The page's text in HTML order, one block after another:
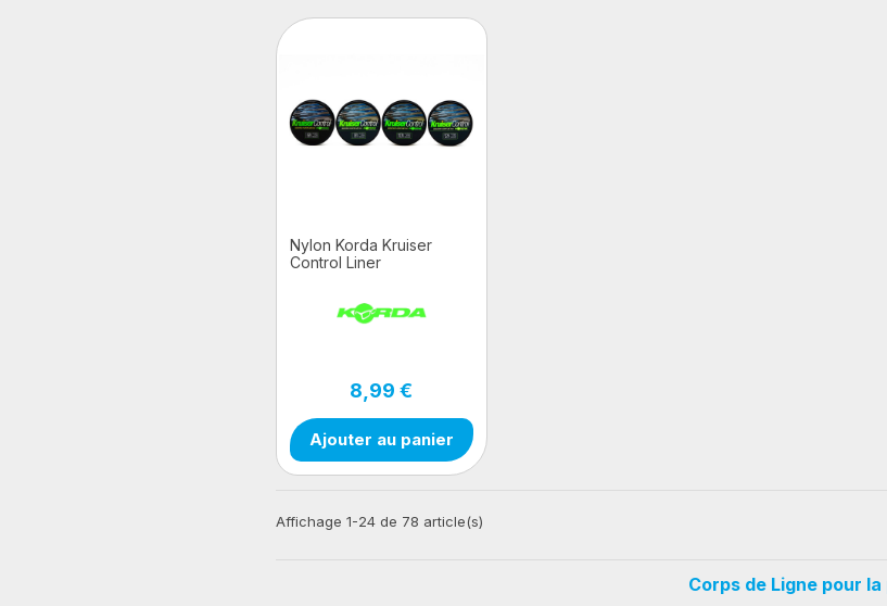
Nylon Korda Kruiser
Control Liner
8,99 €
Ajouter au panier
Affichage 1-24 de 78 article(s)
Corps de Ligne pour